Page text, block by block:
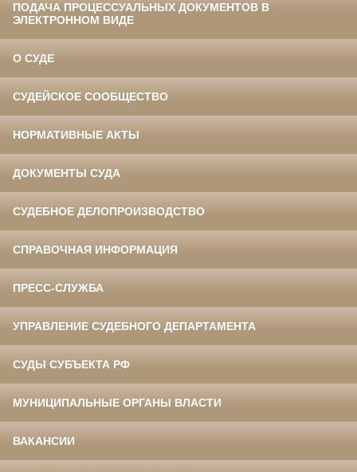
ПОДАЧА ПРОЦЕССУАЛЬНЫХ ДОКУМЕНТОВ В
ЭЛЕКТРОННОМ ВИДЕ
О СУДЕ
СУДЕЙСКОЕ СООБЩЕСТВО
НОРМАТИВНЫЕ АКТЫ
ДОКУМЕНТЫ СУДА
СУДЕБНОЕ ДЕЛОПРОИЗВОДСТВО
СПРАВОЧНАЯ ИНФОРМАЦИЯ
ПРЕСС-СЛУЖБА
УПРАВЛЕНИЕ СУДЕБНОГО ДЕПАРТАМЕНТА
СУДЫ СУБЪЕКТА РФ
МУНИЦИПАЛЬНЫЕ ОРГАНЫ ВЛАСТИ
ВАКАНСИИ